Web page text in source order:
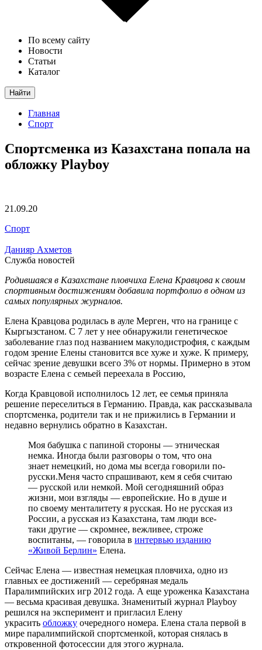
По всему сайту
Новости
Статьи
Каталог
Найти
Главная
Спорт
Спортсменка из Казахстана попала на
обложку Playboy
21.09.20
Спорт
Данияр Ахметов
Служба новостей
Родившаяся в Казахстане пловчиха Елена Кравцова к своим
спортивным достижениям добавила портфолио в одном из
самых популярных журналов.
Елена Кравцова родилась в ауле Мерген, что на границе с
Кыргызстаном. С 7 лет у нее обнаружили генетическое
заболевание глаз под названием макулодистрофия, с каждым
годом зрение Елены становится все хуже и хуже. К примеру,
сейчас зрение девушки всего 3% от нормы. Примерно в этом
возрасте Елена с семьей переехала в Россию,
Когда Кравцовой исполнилось 12 лет, ее семья приняла
решение переселиться в Германию. Правда, как рассказывала
спортсменка, родители так и не прижились в Германии и
недавно вернулись обратно в Казахстан.
Моя бабушка с папиной стороны — этническая
немка. Иногда были разговоры о том, что она
знает немецкий, но дома мы всегда говорили по-
русски.Меня часто спрашивают, кем я себя считаю
— русской или немкой. Мой сегодняшний образ
жизни, мои взгляды — европейские. Но в душе и
по своему менталитету я русская. Но не русская из
России, а русская из Казахстана, там люди все-
таки другие — скромнее, вежливее, строже
воспитаны, — говорила в интервью изданию
«Живой Берлин» Елена.
Сейчас Елена — известная немецкая пловчиха, одно из
главных ее достижений — серебряная медаль
Паралимпийских игр 2012 года. А еще уроженка Казахстана
— весьма красивая девушка. Знаменитый журнал Playboy
решился на эксперимент и пригласил Елену
украсить обложку очередного номера. Елена стала первой в
мире паралимпийской спортсменкой, которая снялась в
откровенной фотосессии для этого журнала.